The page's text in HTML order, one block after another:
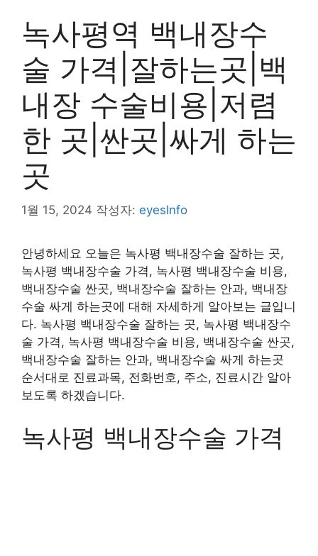
녹사평역 백내장수
술 가격|잘하는곳|백
내장 수술비용|저렴
한 곳|싼곳|싸게 하는
곳
1월 15, 2024 작성자: eyesInfo
안녕하세요 오늘은 녹사평 백내장수술 잘하는 곳,
녹사평 백내장수술 가격, 녹사평 백내장수술 비용,
백내장수술 싼곳, 백내장수술 잘하는 안과, 백내장
수술 싸게 하는곳에 대해 자세하게 알아보는 글입니
다. 녹사평 백내장수술 잘하는 곳, 녹사평 백내장수
술 가격, 녹사평 백내장수술 비용, 백내장수술 싼곳,
백내장수술 잘하는 안과, 백내장수술 싸게 하는곳
순서대로 진료과목, 전화번호, 주소, 진료시간 알아
보도록 하겠습니다.
녹사평 백내장수술 가격